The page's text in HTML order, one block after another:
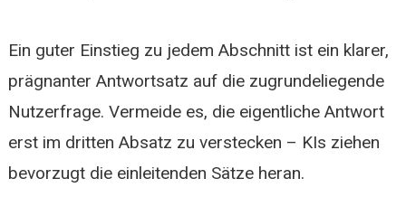
Ein guter Einstieg zu jedem Abschnitt ist ein klarer,
prägnanter Antwortsatz auf die zugrundeliegende
Nutzerfrage. Vermeide es, die eigentliche Antwort
erst im dritten Absatz zu verstecken – KIs ziehen
bevorzugt die einleitenden Sätze heran.